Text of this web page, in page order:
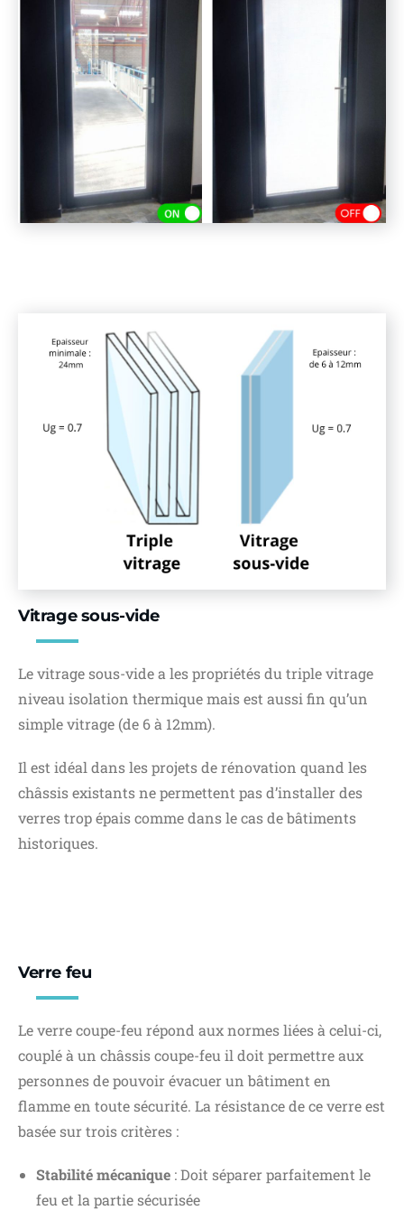
Vitrage sous-vide
Le vitrage sous-vide a les propriétés du triple vitrage
niveau isolation thermique mais est aussi fin qu’un
simple vitrage (de 6 à 12mm).
Il est idéal dans les projets de rénovation quand les
châssis existants ne permettent pas d’installer des
verres trop épais comme dans le cas de bâtiments
historiques.
Verre feu
Le verre coupe-feu répond aux normes liées à celui-ci,
couplé à un châssis coupe-feu il doit permettre aux
personnes de pouvoir évacuer un bâtiment en
flamme en toute sécurité. La résistance de ce verre est
basée sur trois critères :
Stabilité mécanique : Doit séparer parfaitement le
feu et la partie sécurisée